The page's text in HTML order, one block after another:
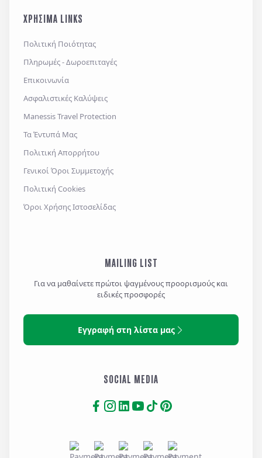
Γενικούς Όρους Συμμετοχής
Επιθυμώ να λαμβάνω προσφορές μέσω e-mail,
εφαρμογών επικοινωνίας ή/και sms.
ΧΡΗΣΙΜΑ LINKS
Πολιτική Ποιότητας
Πληρωμές - Δωροεπιταγές
Επικοινωνία
Ασφαλιστικές Καλύψεις
Manessis Travel Protection
Τα Έντυπά Μας
Πολιτική Απορρήτου
Γενικοί Όροι Συμμετοχής
Πολιτική Cookies
Όροι Χρήσης Ιστοσελίδας
MAILING LIST
Για να μαθαίνετε πρώτοι ψαγμένους προορισμούς και
ειδικές προσφορές
Εγγραφή στη λίστα μας
SOCIAL MEDIA